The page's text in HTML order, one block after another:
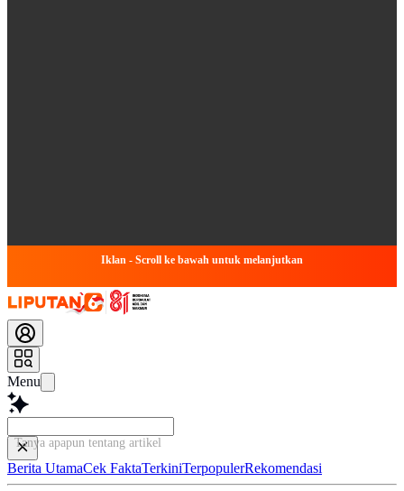
Iklan - Scroll ke bawah untuk melanjutkan
Menu
Tanya apapun tentang artikel ini...
Berita UtamaCek FaktaTerkiniTerpopulerRekomendasi